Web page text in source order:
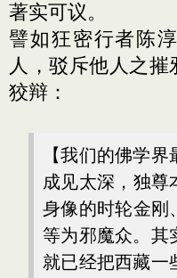
著实可议。
譬如狂密行者陈
人，驳斥他人之
狡辩：
【我们的佛学
成见太深，独
身像的时轮金
等为邪魔众。其
就已经把西藏一